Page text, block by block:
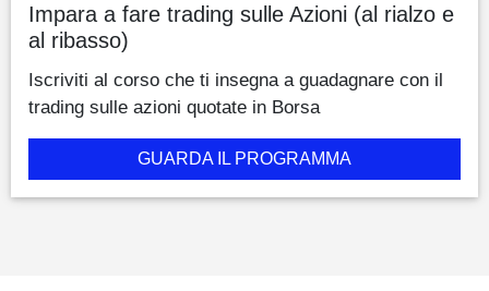
Impara a fare trading sulle Azioni (al rialzo e
al ribasso)
Iscriviti al corso che ti insegna a guadagnare con il
trading sulle azioni quotate in Borsa
GUARDA IL PROGRAMMA